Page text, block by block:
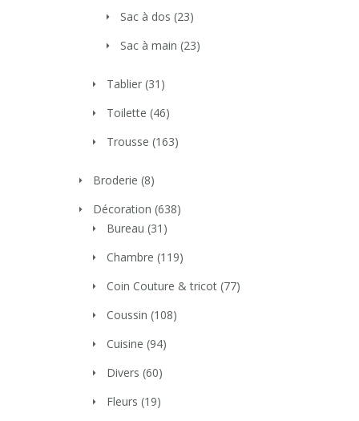
Sac à dos (23)
Sac à main (23)
Tablier (31)
Toilette (46)
Trousse (163)
Broderie (8)
Décoration (638)
Bureau (31)
Chambre (119)
Coin Couture & tricot (77)
Coussin (108)
Cuisine (94)
Divers (60)
Fleurs (19)